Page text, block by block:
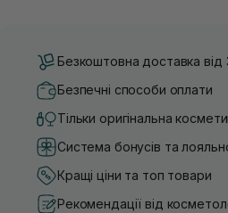
Безкоштовна доставка від
Безпечні способи оплати
Тільки оригінальна
Система бонусів та
Кращі ціни та топ товари
Рекомендації від